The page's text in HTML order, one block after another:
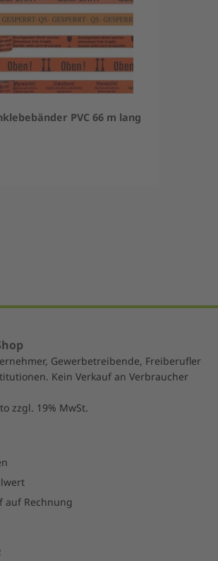
PVC 66 m lang
Gewerbetreibende, Freiberufler
Kein Verkauf an Verbraucher
zzgl. 19% MwSt.
auf Rechnung